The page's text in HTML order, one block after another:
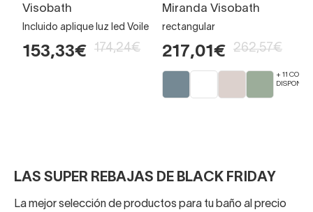
Visobath
Incluido aplique luz led Voile
153,33€ 174,24€
Miranda Visobath
rectangular
217,01€ 262,57€
+ 11
LAS SUPER REBAJAS DE BLACK FRIDAY
La mejor selección de productos para tu baño al precio